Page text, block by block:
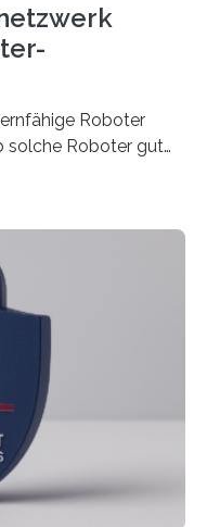
Roboter
solche Roboter gut
Skłodowska-Curie
werden sich
insgesamt 15
mit
– also mit Robotern,
erfassen,
auch mit…